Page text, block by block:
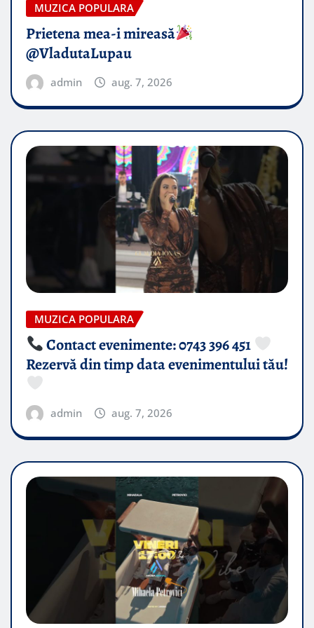
MUZICA POPULARA
Prietena mea-i mireasă​
@VladutaLupau
admin aug. 7, 2026
MUZICA POPULARA
Contact evenimente: 0743 396 451
Rezervă din timp data evenimentului tău!
admin aug. 7, 2026